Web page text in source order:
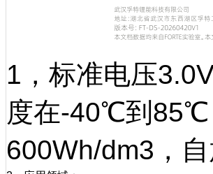
1，标准电压
度在-40℃到85℃
600Wh/dm3，